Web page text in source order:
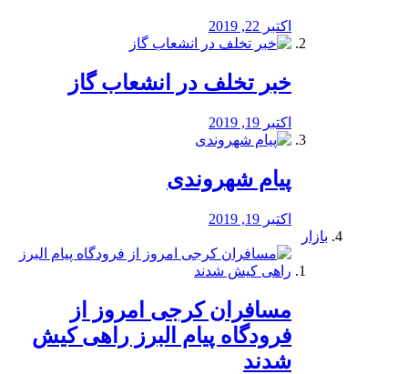
اکتبر 22, 2019
خبر تخلف در انشعاب گاز
اکتبر 19, 2019
پیام شهروندی
اکتبر 19, 2019
بازار
مسافران کرجی امروز از
فرودگاه پیام البرز راهی کیش
شدند